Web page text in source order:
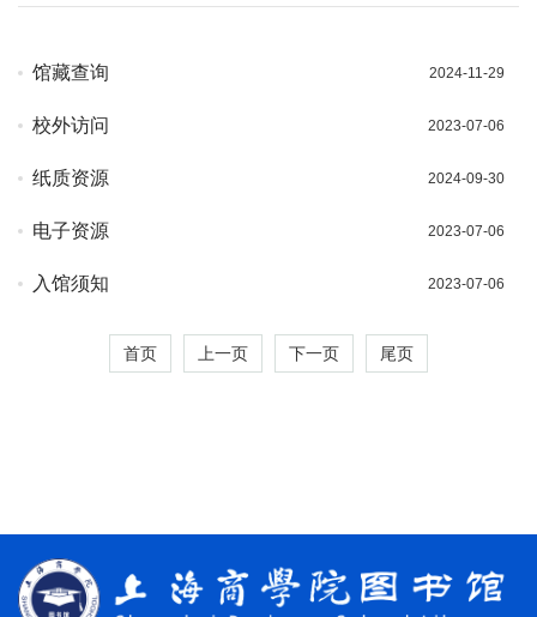
馆藏查询 2024-11-29
校外访问 2023-07-06
纸质资源 2024-09-30
电子资源 2023-07-06
入馆须知 2023-07-06
首页 上一页 下一页 尾页